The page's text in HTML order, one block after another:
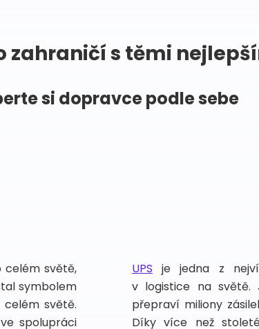
zahraničí s těmi
si dopravce podle sebe
celém světě,
symbolem
celém světě.
spolupráci
UPS je jedna z
v logistice na světě.
přepraví miliony
Díky více než